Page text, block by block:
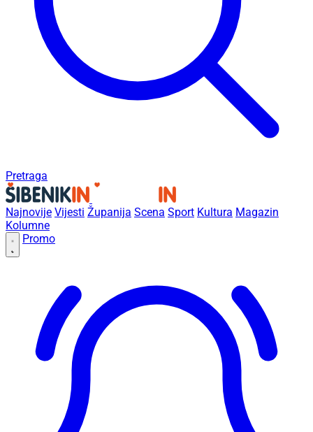
Pretraga
Najnovije Vijesti Županija Scena Sport Kultura Magazin
Kolumne
Promo